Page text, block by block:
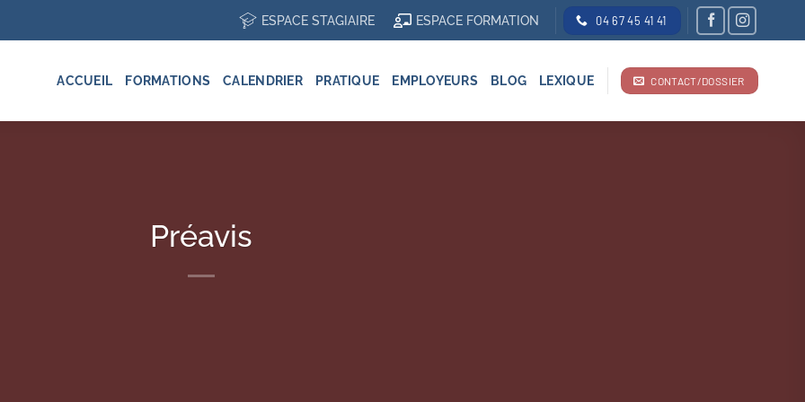
ESPACE STAGIAIRE ESPACE FORMATION 04 67 45 41 41
ACCUEIL FORMATIONS CALENDRIER PRATIQUE EMPLOYEURS BLOG LEXIQUE CONTACT/DOSSIER
Préavis